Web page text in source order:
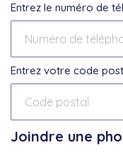
Entrez le numéro de
Entrez votre code
Joindre une